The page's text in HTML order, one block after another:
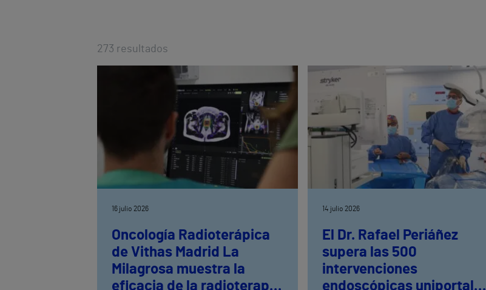
273 resultados
16 julio 2026
Oncología Radioterápica
de Vithas Madrid La
Milagrosa muestra la
eficacia de la radioterapia
14 julio 2026
El Dr. Rafael Periáñez
supera las 500
intervenciones
endoscópicas uniportales